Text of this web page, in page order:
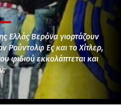
Ελλάς Βερόνα γιορτάζουν
Ρούντολφ Ες και το Χίτλερ,
φιδιού εκκολάπτεται και